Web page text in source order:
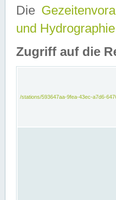
Die
und Hydrographie
Zugriff auf die
/stations/593647aa-9fea-43ec-a7d6-